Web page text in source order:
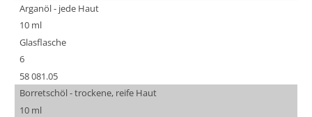
Arganöl - jede Haut
10 ml
Glasflasche
6
58 081.05
Borretschöl - trockene, reife Haut
10 ml